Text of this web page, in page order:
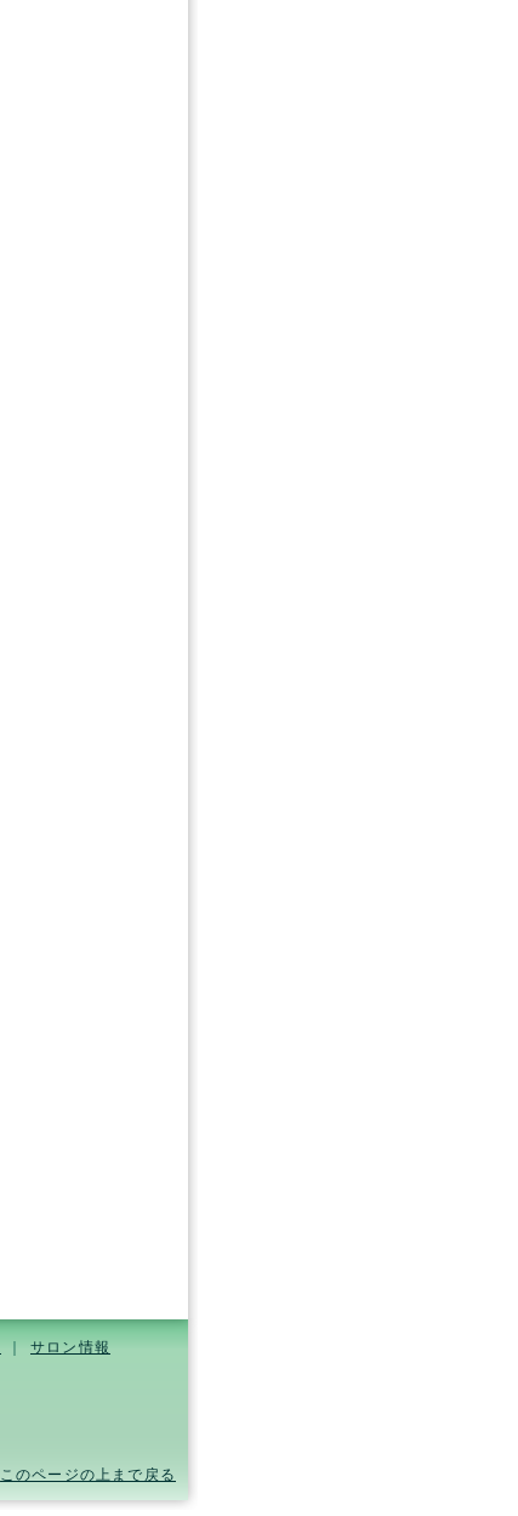
｜サロン情報
このページの上まで戻る